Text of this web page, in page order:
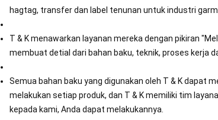
hagtag, transfer dan label tenunan untuk industri
T & K menawarkan layanan mereka dengan pikiran
membuat detial dari bahan baku, teknik, proses kerja
Semua bahan baku yang digunakan oleh T & K dapat
melakukan setiap produk, dan T & K memiliki tim
kepada kami, Anda dapat melakukannya.